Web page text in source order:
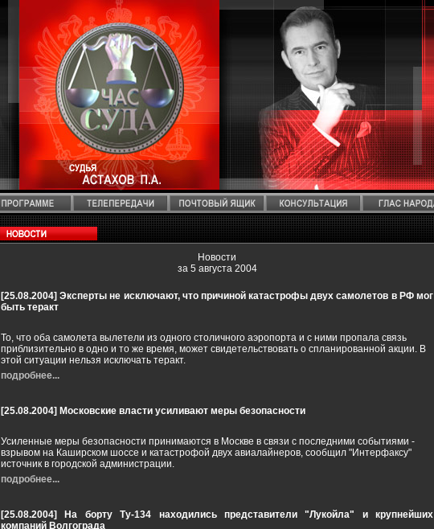
Новости
за 5 августа 2004
[25.08.2004] Эксперты не исключают, что причиной катастрофы двух самолетов в РФ мог
быть теракт
То, что оба самолета вылетели из одного столичного аэропорта и с ними пропала связь
приблизительно в одно и то же время, может свидетельствовать о спланированной акции. В
этой ситуации нельзя исключать теракт.
подробнее...
[25.08.2004] Московские власти усиливают меры безопасности
Усиленные меры безопасности принимаются в Москве в связи с последними событиями -
взрывом на Каширском шоссе и катастрофой двух авиалайнеров, сообщил "Интерфаксу"
источник в городской администрации.
подробнее...
[25.08.2004]
На борту Ту-134 находились представители "Лукойла" и крупнейших
компаний Волгограда